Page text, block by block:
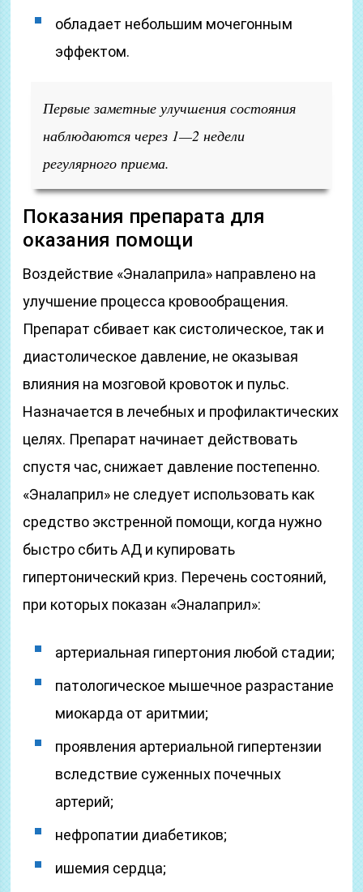
обладает небольшим мочегонным
эффектом.
Первые заметные улучшения состояния
наблюдаются через 1—2 недели
регулярного приема.
Показания препарата для
оказания помощи
Воздействие «Эналаприла» направлено на
улучшение процесса кровообращения.
Препарат сбивает как систолическое, так и
диастолическое давление, не оказывая
влияния на мозговой кровоток и пульс.
Назначается в лечебных и профилактических
целях. Препарат начинает действовать
спустя час, снижает давление постепенно.
«Эналаприл» не следует использовать как
средство экстренной помощи, когда нужно
быстро сбить АД и купировать
гипертонический криз. Перечень состояний,
при которых показан «Эналаприл»:
артериальная гипертония любой стадии;
патологическое мышечное разрастание
миокарда от аритмии;
проявления артериальной гипертензии
вследствие суженных почечных
артерий;
нефропатии диабетиков;
ишемия сердца;